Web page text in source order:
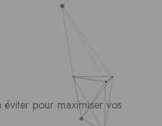
pour maximiser vos